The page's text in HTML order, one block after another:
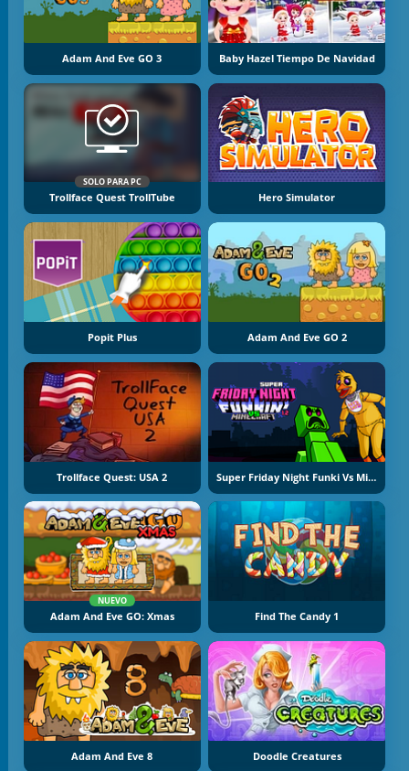
Adam And Eve GO 3 Baby Hazel Tiempo De Navidad
SOLO PARA PC
Trollface Quest TrollTube Hero Simulator
Popit Plus Adam And Eve GO 2
Trollface Quest: USA 2 Super Friday Night Funki Vs Minecraft
NUEVO
Adam And Eve GO: Xmas Find The Candy 1
Adam And Eve 8 Doodle Creatures